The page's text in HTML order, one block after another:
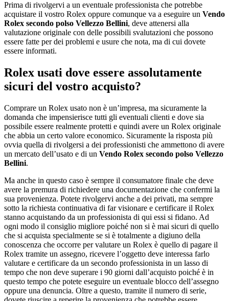
Prima di rivolgervi a un eventuale professionista che potrebbe
acquistare il vostro Rolex oppure comunque va a eseguire un Vendo
Rolex secondo polso Vellezzo Bellini, deve attenersi alla
valutazione originale con delle possibili svalutazioni che possono
essere fatte per dei problemi e usure che nota, ma di cui dovete
essere informati.
Rolex usati dove essere assolutamente
sicuri del vostro acquisto?
Comprare un Rolex usato non è un’impresa, ma sicuramente la
domanda che impensierisce tutti gli eventuali clienti e dove sia
possibile essere realmente protetti e quindi avere un Rolex originale
che abbia un certo valore economico. Sicuramente la risposta più
ovvia quella di rivolgersi a dei professionisti che ammettono di avere
un mercato dell’usato e di un Vendo Rolex secondo polso Vellezzo
Bellini.
Ma anche in questo caso è sempre il consumatore finale che deve
avere la premura di richiedere una documentazione che confermi la
sua provenienza. Potete rivolgervi anche a dei privati, ma sempre
sotto la richiesta continuativa di far visionare e certificare il Rolex
stanno acquistando da un professionista di qui essi si fidano. Ad
ogni modo il consiglio migliore poiché non si è mai sicuri di quello
che si acquista specialmente se si è totalmente a digiuno della
conoscenza che occorre per valutare un Rolex è quello di pagare il
Rolex tramite un assegno, ricevere l’oggetto deve interessa farlo
valutare e certificare da un secondo professionista in un lasso di
tempo che non deve superare i 90 giorni dall’acquisto poiché è in
questo tempo che potete eseguire un eventuale blocco dell’assegno
oppure una denuncia. Oltre a questo, tramite il numero di serie,